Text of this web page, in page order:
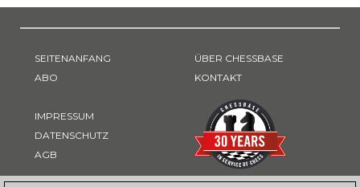
SEITENANFANG
ABO
IMPRESSUM
DATENSCHUTZ
AGB
ÜBER CHESSBASE
KONTAKT